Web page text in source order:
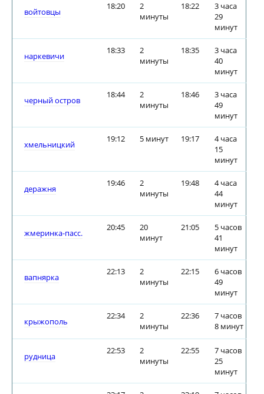
войтовцы
18:20
2
минуты
18:22
3 часа
29
минут
наркевичи
18:33
2
минуты
18:35
3 часа
40
минут
черный остров
18:44
2
минуты
18:46
3 часа
49
минут
хмельницкий
19:12 5 минут 19:17
4 часа
15
минут
деражня
19:46
2
минуты
19:48
4 часа
44
минут
жмеринка-пасс.
20:45
20
минут
21:05
5 часов
41
минут
вапнярка
22:13
2
минуты
22:15
6 часов
49
минут
крыжополь
22:34
2
минуты
22:36
7 часов
8 минут
рудница
22:53
2
минуты
22:55
7 часов
25
минут